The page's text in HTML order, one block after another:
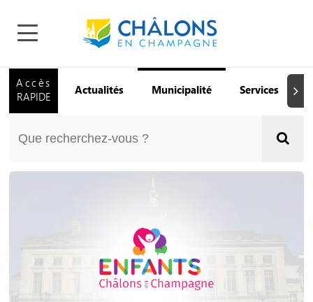
Accès
RAPIDE
Actualités Municipalité Services